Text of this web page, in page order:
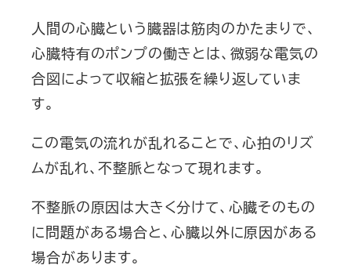
人間の心臓という臓器は筋肉のかたまりで、
心臓特有のポンプの働きとは、微弱な電気の
合図によって収縮と拡張を繰り返していま
す。
この電気の流れが乱れることで、心拍のリズ
ムが乱れ、不整脈となって現れます。
不整脈の原因は大きく分けて、心臓そのもの
に問題がある場合と、心臓以外に原因がある
場合があります。